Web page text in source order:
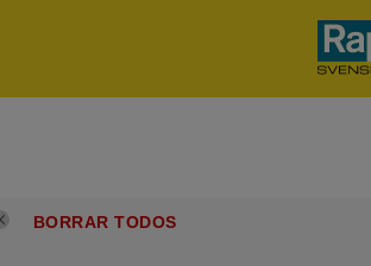
BORRAR TODOS